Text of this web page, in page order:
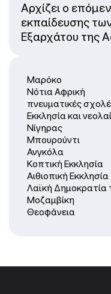
Μαρόκο
Νότια Αφρική
πνευματικές
Εκκλησία και
Νίγηρας
Μπουρούντι
Ανγκόλα
Κοπτική Εκκλησία
Αιθιοπική Εκκλησία
Λαϊκή Δημοκρατία
Μοζαμβίκη
Θεοφάνεια
Αρχίζει ο
εκπαίδευσης
Εξαρχάτου της